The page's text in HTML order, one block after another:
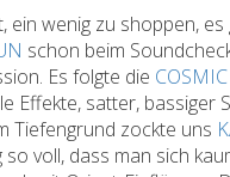
ein wenig zu shoppen,
schon beim
Es folgte die
Effekte, satter,
Tiefengrund zockte uns
voll, dass man sich